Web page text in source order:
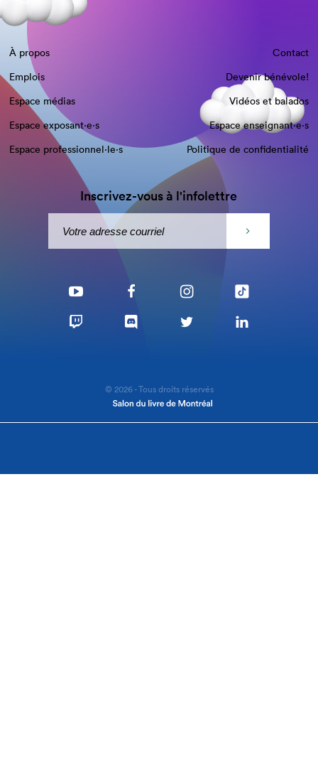
À propos
Contact
Emplois
Devenir bénévole!
Espace médias
Vidéos et balados
Espace exposant·e⋅s
Espace enseignant·e⋅s
Espace professionnel·le⋅s
Politique de confidentialité
Inscrivez-vous à l'infolettre
© 2026 - Tous droits réservés